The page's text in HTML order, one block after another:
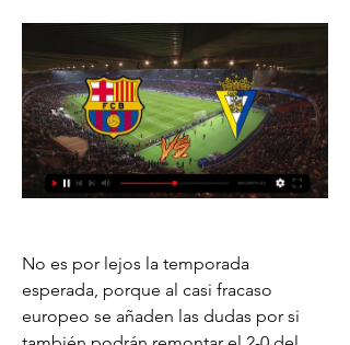
No es por lejos la temporada
esperada, porque al casi fracaso
europeo se añaden las dudas por si